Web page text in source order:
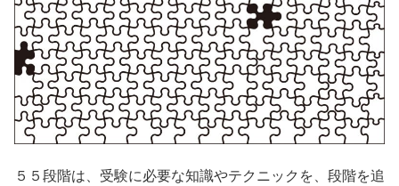
５５段階は、受験に必要な知識やテクニックを、段階を追